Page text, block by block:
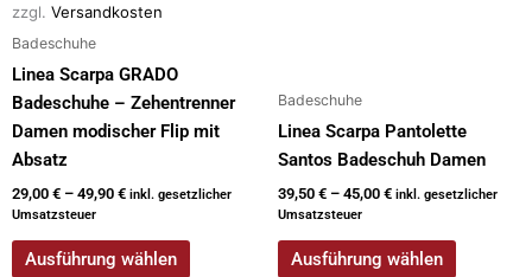
zzgl. Versandkosten
Badeschuhe
Linea Scarpa GRADO
Badeschuhe – Zehentrenner
Damen modischer Flip mit
Absatz
29,00 € – 49,90 € inkl. gesetzlicher
Umsatzsteuer
Ausführung wählen
können
auf
der
Produktseite
gewählt
werden
Badeschuhe
Linea Scarpa Pantolette
Santos Badeschuh Damen
39,50 € – 45,00 € inkl. gesetzlicher
Umsatzsteuer
Ausführung wählen
Produktseite
gewählt
werden